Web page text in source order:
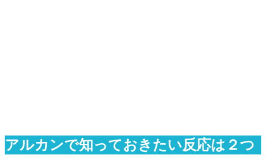
アルカンで知っておきたい反応は２つ